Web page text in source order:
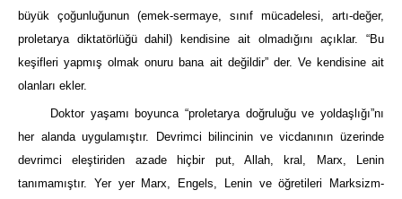
büyük çoğunluğunun (emek-sermaye, sınıf mücadelesi, artı-değer,
proletarya diktatörlüğü dahil) kendisine ait olmadığını açıklar. “Bu
keşifleri yapmış olmak onuru bana ait değildir” der. Ve kendisine ait
olanları ekler.
Doktor yaşamı boyunca “proletarya doğruluğu ve yoldaşlığı”nı
her alanda uygulamıştır. Devrimci bilincinin ve vicdanının üzerinde
devrimci eleştiriden azade hiçbir put, Allah, kral, Marx, Lenin
tanımamıştır. Yer yer Marx, Engels, Lenin ve öğretileri Marksizm-